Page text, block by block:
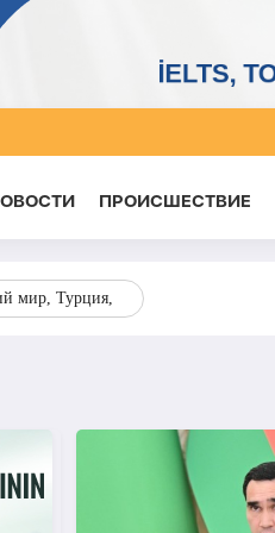
ПРОИСШЕСТВИЕ
мир, Турция,